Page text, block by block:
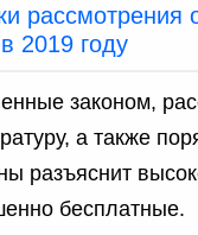
рассмотрения
2019 году
законом,
а также
разъяснит
бесплатные.